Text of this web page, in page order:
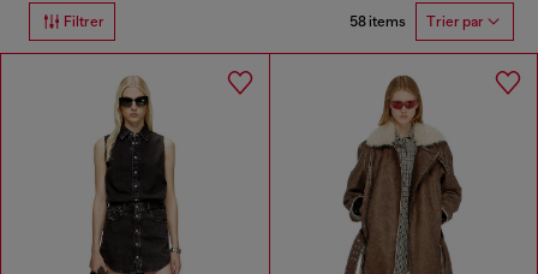
Filtrer 58 items Trier par